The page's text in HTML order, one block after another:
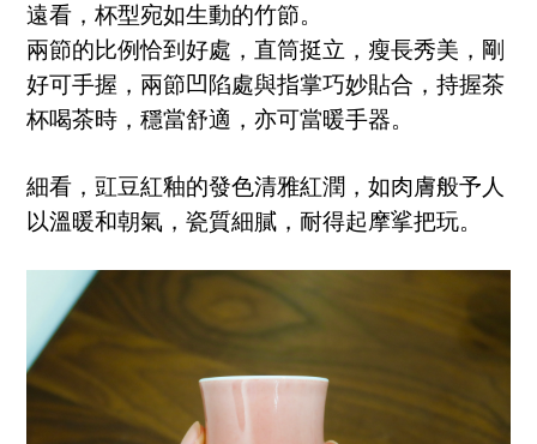
遠看，杯型宛如生動的竹節。
兩節的比例恰到好處，直筒挺立，瘦長秀美，剛
好可手握，兩節凹陷處與指掌巧妙貼合，持握茶
杯喝茶時，穩當舒適，亦可當暖手器。
細看，豇豆紅釉的發色清雅紅潤，如肉膚般予人
以溫暖和朝氣，瓷質細膩，耐得起摩挲把玩。